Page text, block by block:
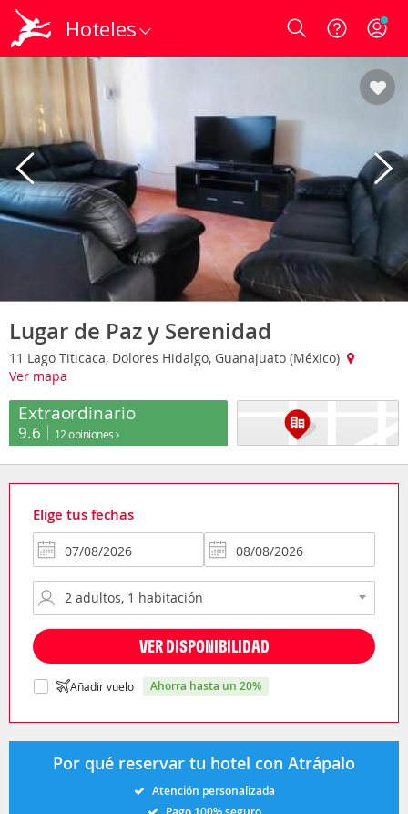
Hoteles Login
Lugar de Paz y Serenidad
11 Lago Titicaca, Dolores Hidalgo, Guanajuato (México)
Ver mapa
Extraordinario
9.6 12 opiniones
Elige tus fechas
VER DISPONIBILIDAD
Añadir vuelo ahorra hasta un 20%
Por qué reservar tu hotel con Atrápalo
Atención personalizada